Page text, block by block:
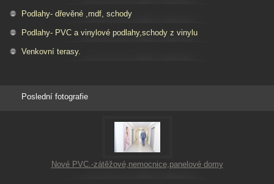
Podlahy- dřevěné ,mdf, schody
Podlahy- PVC a vinylové podlahy,schody z vinylu
Venkovní terasy.
Poslední fotografie
Nové PVC.-zátěžové,nemocnice,panelové domy